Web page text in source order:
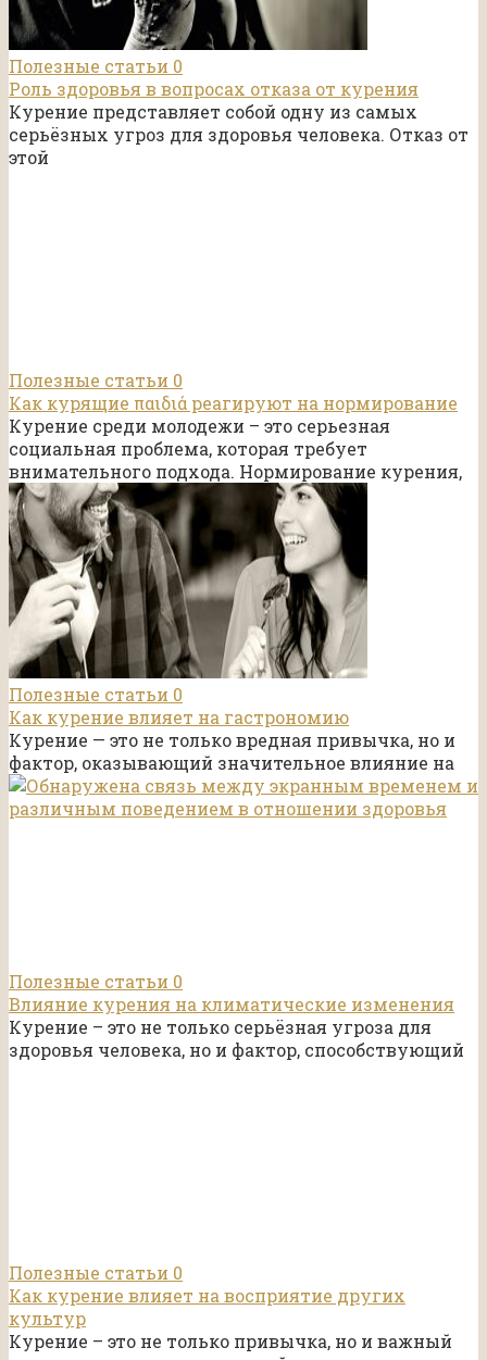
Полезные статьи 0
Роль здоровья в вопросах отказа от курения
Курение представляет собой одну из самых
серьёзных угроз для здоровья человека. Отказ от
этой
Полезные статьи 0
Как курящие παιδιά реагируют на нормирование
Курение среди молодежи – это серьезная
социальная проблема, которая требует
внимательного подхода. Нормирование курения,
Полезные статьи 0
Как курение влияет на гастрономию
Курение — это не только вредная привычка, но и
фактор, оказывающий значительное влияние на
Полезные статьи 0
Влияние курения на климатические изменения
Курение – это не только серьёзная угроза для
здоровья человека, но и фактор, способствующий
Полезные статьи 0
Как курение влияет на восприятие других
культур
Курение – это не только привычка, но и важный